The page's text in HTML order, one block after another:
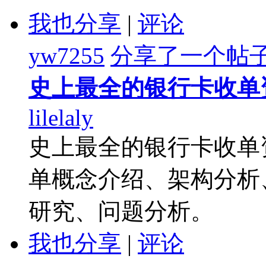
我也分享 | 评论
yw7255 分享了一个帖
史上最全的银行卡收
lilelaly
史上最全的银行卡收
单概念介绍、架构分
研究、问题分析。
我也分享 | 评论